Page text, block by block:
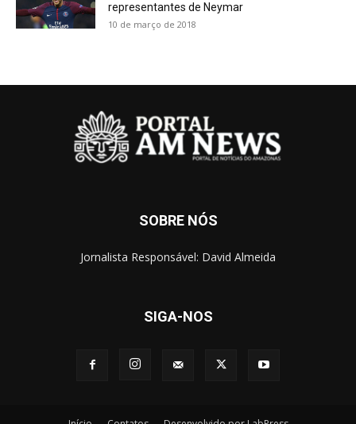
representantes de Neymar
10 de março de 2018
SOBRE NÓS
Jornalista Responsável: David Almeida
SIGA-NOS